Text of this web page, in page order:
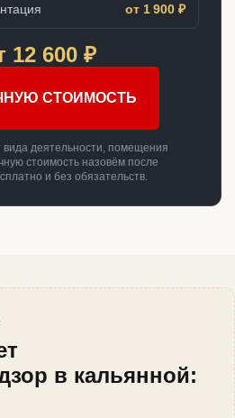
от 1 900 ₽
12 600 ₽
СТОИМОСТЬ
вида деятельности, помещения
стоимость назовём после
и без обязательств.
в кальянной: